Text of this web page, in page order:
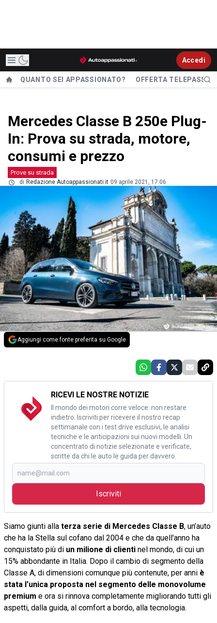
Accedi
QUANTO SEI APPASSIONATO? OFFERTA TELEPASS
Mercedes Classe B 250e Plug-
In: Prova su strada, motore,
consumi e prezzo
Prove su strada
di Redazione Autoappassionati.it 09 aprile 2021, 17.06
Aggiungi come fonte preferita su Google
RICEVI LE NOSTRE NOTIZIE
Il mondo dei motori corre veloce: non restare
indietro. Iscriviti per ricevere il nostro recap
settimanale con i test drive esclusivi, le analisi
tecniche e le anticipazioni sui nuovi modelli. Un
concentrato di notizie selezionate e verificate,
scritte da chi le auto le guida per davvero.
Iscriviti
Siamo giunti alla terza serie di Mercedes Classe B, un’auto
che ha la Stella sul cofano dal 2004 e che da quell'anno ha
conquistato più di un milione di clienti nel mondo, di cui un
15% abbondante in Italia. Dopo il cambio di segmento della
Classe A, di dimensioni comunque più contenute, per anni è
stata l’unica proposta nel segmento delle monovolume
premium e ora si rinnova completamente migliorando tutti gli
aspetti, dalla guida, al comfort a bordo, alla tecnologia.